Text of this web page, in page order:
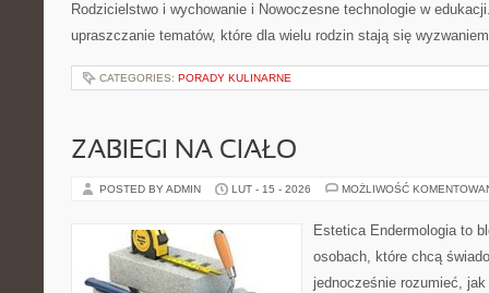
Rodzicielstwo i wychowanie i Nowoczesne technologie w
upraszczanie tematów, które dla wielu rodzin stają się
CATEGORIES: PORADY KULINARNE
ZABIEGI NA CIAŁO
POSTED BY ADMIN LUT - 15 - 2026 MOŻLIWOŚĆ
Estetica Endermologia to
osobach, które chcą
jednocześnie rozumieć, jak